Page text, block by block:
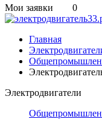
Мои заявки
0
Главная
Электродвигатели